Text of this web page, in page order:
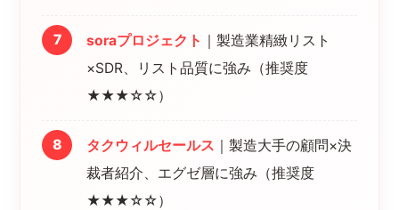
soraプロジェクト ｜製造業精緻リスト
×SDR、リスト品質に強み（推奨度
★★★☆☆）
タクウィルセールス ｜製造大手の顧問×決
裁者紹介、エグゼ層に強み（推奨度
★★★☆☆）